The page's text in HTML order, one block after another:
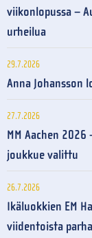
viikonlopussa –
urheilua
29.7.2026
Anna Johansson
27.7.2026
MM Aachen
joukkue valittu
26.7.2026
Ikäluokkien EM
viidentoista